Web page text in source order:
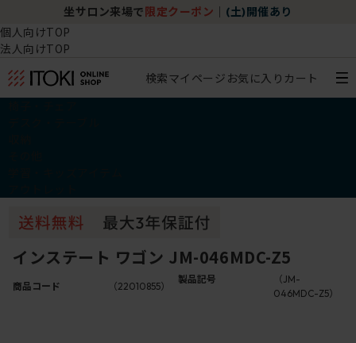
坐サロン来場で 限定クーポン (土)開催あり
個人向けTOP
法人向けTOP
検索マイページ お気に入り カート
インステート ワゴン JM-046MDC-Z5
商品コード （22010855）
製品記号
（JM-
046MDC-Z5）